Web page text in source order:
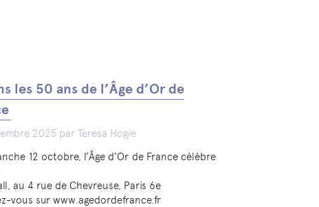
les 50 ans de l’Âge d’Or de
2025 par Teresa Hogie
12 octobre, l’Âge d’Or de France célèbre
au 4 rue de Chevreuse, Paris 6e
vous sur www.agedordefrance.fr